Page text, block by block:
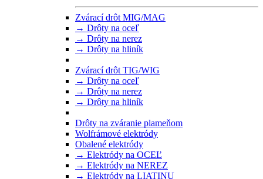
Zvárací drôt MIG/MAG
→ Drôty na oceľ
→ Drôty na nerez
→ Drôty na hliník
Zvárací drôt TIG/WIG
→ Drôty na oceľ
→ Drôty na nerez
→ Drôty na hliník
Drôty na zváranie plameňom
Wolfrámové elektródy
Obalené elektródy
→ Elektródy na OCEĽ
→ Elektródy na NEREZ
→ Elektródy na LIATINU